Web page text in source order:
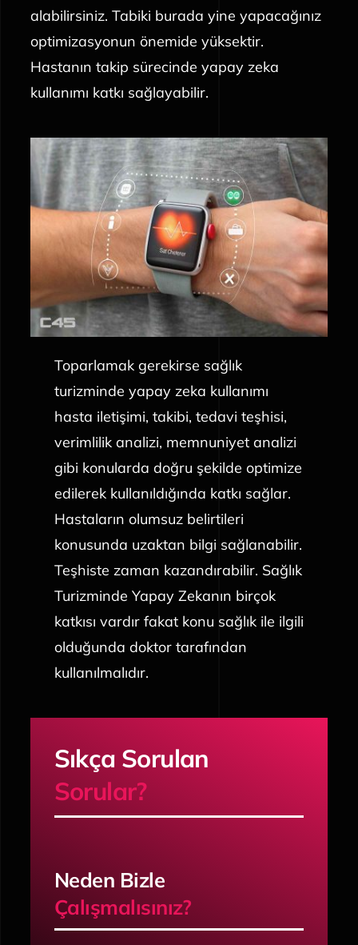
alabilirsiniz. Tabiki burada yine yapacağınız
optimizasyonun önemide yüksektir.
Hastanın takip sürecinde yapay zeka
kullanımı katkı sağlayabilir.
Toparlamak gerekirse sağlık
turizminde yapay zeka kullanımı
hasta iletişimi, takibi, tedavi teşhisi,
verimlilik analizi, memnuniyet analizi
gibi konularda doğru şekilde optimize
edilerek kullanıldığında katkı sağlar.
Hastaların olumsuz belirtileri
konusunda uzaktan bilgi sağlanabilir.
Teşhiste zaman kazandırabilir. Sağlık
Turizminde Yapay Zekanın birçok
katkısı vardır fakat konu sağlık ile ilgili
olduğunda doktor tarafından
kullanılmalıdır.
Sıkça Sorulan
Sorular?
Neden Bizle
Çalışmalısınız?